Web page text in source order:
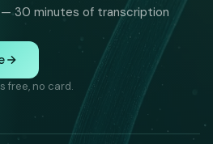
— 30 minutes of transcription
free, no card.